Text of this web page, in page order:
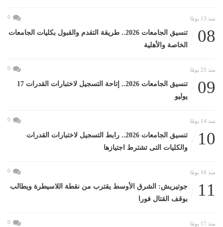
منذ 13 يومًا 0
08
تنسيق الجامعات 2026.. طريقة التقدم والقبول بكليات الجامعات
الخاصة والأهلية
منذ 25 يومًا 0
09
تنسيق الجامعات 2026.. إتاحة التسجيل لاختبارات القدرات 17
يوليو
منذ 14 يومًا 0
10
تنسيق الجامعات 2026.. رابط التسجيل لاختبارات القدرات
والكليات التى تشترط اجتيازها
منذ 16 يومًا 0
11
جوتيريش: الشرق الأوسط يقترب من نقطة اللاسيطرة ويطالب
بوقف القتال فورا
منذ 17 يومًا 0